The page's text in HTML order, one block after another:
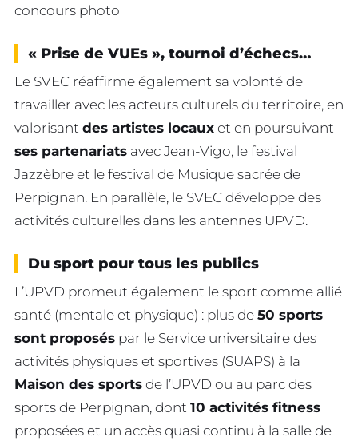
concours photo
« Prise de VUEs », tournoi d’échecs…
Le SVEC réaffirme également sa volonté de
travailler avec les acteurs culturels du territoire, en
valorisant des artistes locaux et en poursuivant
ses partenariats avec Jean-Vigo, le festival
Jazzèbre et le festival de Musique sacrée de
Perpignan. En parallèle, le SVEC développe des
activités culturelles dans les antennes UPVD.
Du sport pour tous les publics
L’UPVD promeut également le sport comme allié
santé (mentale et physique) : plus de 50 sports
sont proposés par le Service universitaire des
activités physiques et sportives (SUAPS) à la
Maison des sports de l’UPVD ou au parc des
sports de Perpignan, dont 10 activités fitness
proposées et un accès quasi continu à la salle de